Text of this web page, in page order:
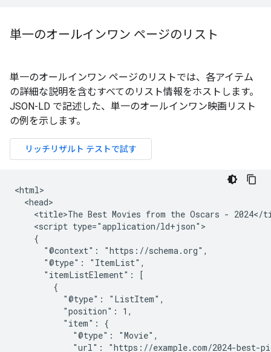
単一のオールインワン ページのリスト
単一のオールインワン ページのリストでは、各アイテム
の詳細な説明を含むすべてのリスト情報をホストします。
JSON-LD で記述した、単一のオールインワン映画リスト
の例を示します。
<html>
  <head>
<title>The Best Movies from the Oscars - 2024</
    <script type="application/ld+json">
    {
      "@context": "https://schema.org",
      "@type": "ItemList",
      "itemListElement": [
        {
          "@type": "ListItem",
          "position": 1,
          "item": {
            "@type": "Movie",
"url": "https://example.com/2024-best-